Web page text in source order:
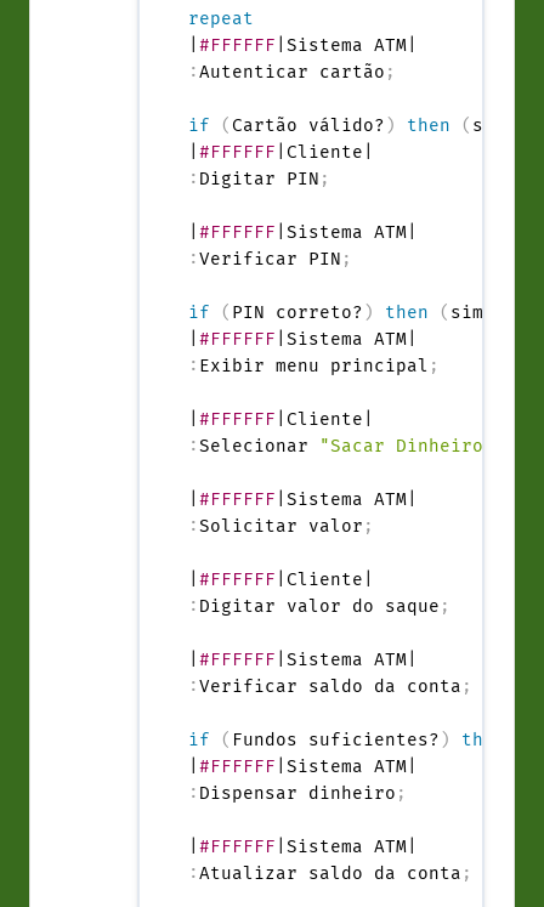
repeat
#FFFFFF
:Autenticar cartão ;
if ( Cartão válido? ) then ( sim
#FFFFFF
: Digitar PIN ;
#FFFFFF
:Verificar PIN ;
if ( PIN correto? ) then ( sim
#FFFFFF
: Exibir menu principal ;
#FFFFFF
:Selecionar "Sacar Dinheiro"
#FFFFFF
:Solicitar valor ;
#FFFFFF
: Digitar valor do saque ;
#FFFFFF
:Verificar saldo da conta ;
if ( Fundos suficientes? ) then
#FFFFFF
: Dispensar dinheiro ;
#FFFFFF
:Atualizar saldo da conta ;